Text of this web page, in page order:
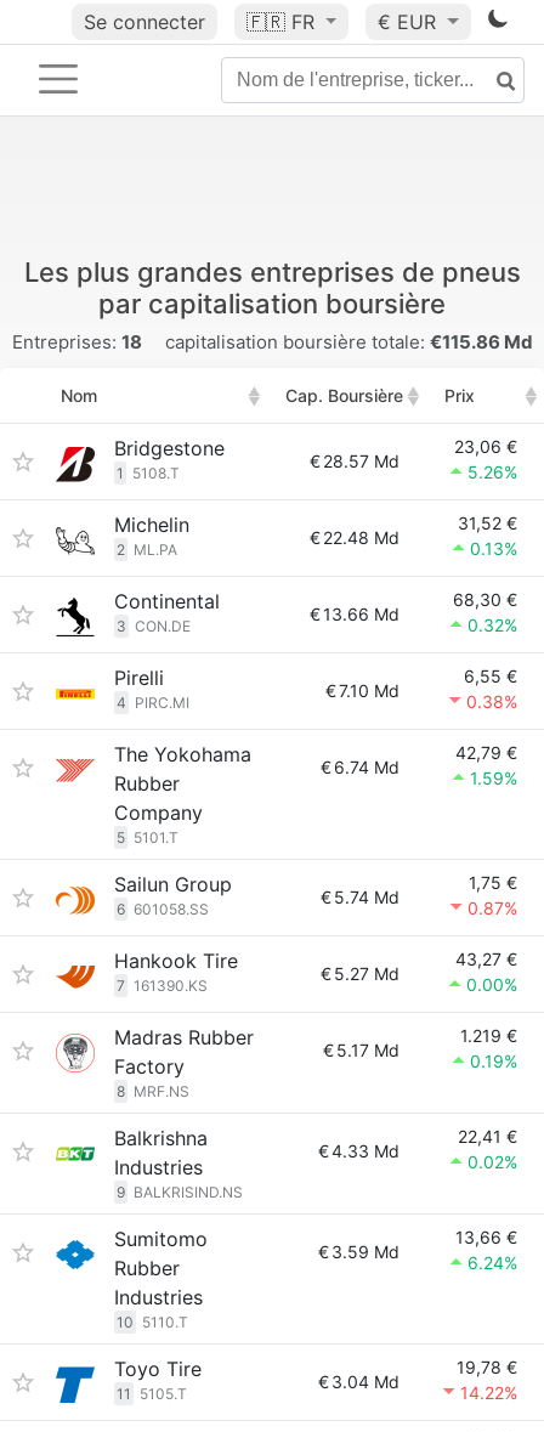
Se connecter 🇫🇷 FR € EUR
Les plus grandes entreprises de pneus
par capitalisation boursière
Entreprises: 18 capitalisation boursière totale: €115.86 Md
Nom Cap. Boursière Prix
Bridgestone
1 5108.T
€28.57 Md
23,06 €
5.26%
Michelin
2 ML.PA
€22.48 Md
31,52 €
0.13%
Continental
3 CON.DE
€13.66 Md
68,30 €
0.32%
Pirelli
4 PIRC.MI
€7.10 Md
6,55 €
0.38%
The Yokohama
Rubber
Company
5 5101.T
€6.74 Md
42,79 €
1.59%
Sailun Group
6 601058.SS
€5.74 Md
1,75 €
0.87%
Hankook Tire
7 161390.KS
€5.27 Md
43,27 €
0.00%
Madras Rubber
Factory
8 MRF.NS
€5.17 Md
1.219 €
0.19%
Balkrishna
Industries
9 BALKRISIND.NS
€4.33 Md
22,41 €
0.02%
Sumitomo
Rubber
Industries
10 5110.T
€3.59 Md
13,66 €
6.24%
Toyo Tire
11 5105.T
€3.04 Md
19,78 €
14.22%